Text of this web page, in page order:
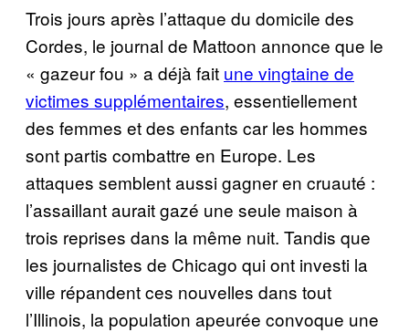
Trois jours après l’attaque du domicile des
Cordes, le journal de Mattoon annonce que le
« gazeur fou » a déjà fait une vingtaine de
victimes supplémentaires, essentiellement
des femmes et des enfants car les hommes
sont partis combattre en Europe. Les
attaques semblent aussi gagner en cruauté :
l’assaillant aurait gazé une seule maison à
trois reprises dans la même nuit. Tandis que
les journalistes de Chicago qui ont investi la
ville répandent ces nouvelles dans tout
l’Illinois, la population apeurée convoque une